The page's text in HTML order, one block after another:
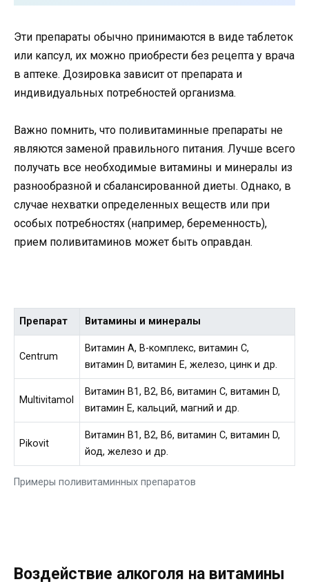
Эти препараты обычно принимаются в виде таблеток
или капсул, их можно приобрести без рецепта у врача
в аптеке. Дозировка зависит от препарата и
индивидуальных потребностей организма.
Важно помнить, что поливитаминные препараты не
являются заменой правильного питания. Лучше всего
получать все необходимые витамины и минералы из
разнообразной и сбалансированной диеты. Однако, в
случае нехватки определенных веществ или при
особых потребностях (например, беременность),
прием поливитаминов может быть оправдан.
Примеры поливитаминных препаратов
Препарат Витамины и минералы
Centrum
Витамин A, B-комплекс, витамин C,
витамин D, витамин E, железо, цинк и др.
Multivitamol
Витамин B1, B2, B6, витамин C, витамин D,
витамин E, кальций, магний и др.
Pikovit
Витамин B1, B2, B6, витамин C, витамин D,
йод, железо и др.
Воздействие алкоголя на витамины